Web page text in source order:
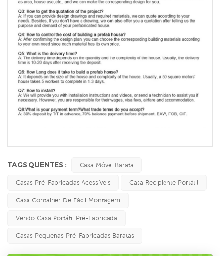
TAGS QUENTES : Casa Móvel Barata
Casas Pré-Fabricadas Acessíveis Casa Recipiente Portátil
Casa Container De Fácil Montagem
Vendo Casa Portátil Pré-Fabricada
Casas Pequenas Pré-Fabricadas Baratas